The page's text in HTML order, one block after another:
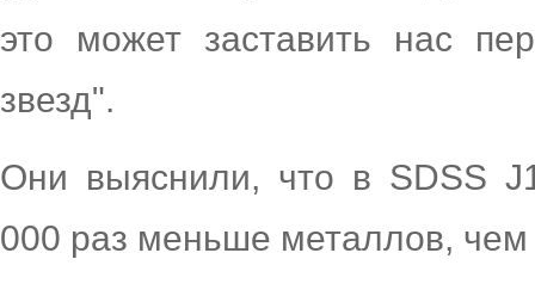
это может заставить нас
звезд".
Они выяснили, что в SDSS
000 раз меньше металлов,